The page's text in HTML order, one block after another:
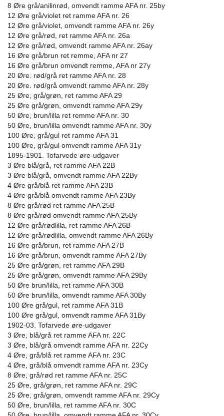
8 Øre grå/anilinrød, omvendt ramme AFA nr. 25by
12 Øre grå/violet ret ramme AFA nr. 26
12 Øre grå/violet, omvendt ramme AFA nr. 26y
12 Øre grå/rød, ret ramme AFA nr. 26a
12 Øre grå/rød, omvendt ramme AFA nr. 26ay
16 Øre grå/brun ret remme, AFA nr 27
16 Øre grå/brun omvendt remme, AFA nr 27y
20 Øre. rød/grå ret ramme AFA nr. 28
20 Øre. rød/grå omvendt ramme AFA nr. 28y
25 Øre, grå/grøn, ret ramme AFA 29
25 Øre grå/grøn, omvendt ramme AFA 29y
50 Øre, brun/lilla ret remme AFA nr. 30
50 Øre, brun/lilla omvendt ramme AFA nr. 30y
100 Øre, grå/gul ret ramme AFA 31
100 Øre, grå/gul omvendt ramme AFA 31y
1895-1901. Tofarvede øre-udgaver
3 Øre blå/grå, ret ramme AFA 22B
3 Øre blå/grå, omvendt ramme AFA 22By
4 Øre grå/blå ret ramme AFA 23B
4 Øre grå/blå omvendt ramme AFA 23By
8 Øre grå/rød ret ramme AFA 25B
8 Øre grå/rød omvendt ramme AFA 25By
12 Øre grå/rødlilla, ret ramme AFA 26B
12 Øre grå/rødlilla, omvendt ramme AFA 26By
16 Øre grå/brun, ret ramme AFA 27B
16 Øre grå/brun, omvendt ramme AFA 27By
25 Øre grå/grøn, ret ramme AFA 29B
25 Øre grå/grøn, omvendt ramme AFA 29By
50 Øre brun/lilla, ret ramme AFA 30B
50 Øre brun/lilla, omvendt ramme AFA 30By
100 Øre grå/gul, ret ramme AFA 31B
100 Øre grå/gul, omvendt ramme AFA 31By
1902-03. Tofarvede øre-udgaver
3 Øre, blå/grå ret ramme AFA nr. 22C
3 Øre, blå/grå omvendt ramme AFA nr. 22Cy
4 Øre, grå/blå ret ramme AFA nr. 23C
4 Øre, grå/blå omvendt ramme AFA nr. 23Cy
8 Øre, grå/rød ret ramme AFA nr. 25C
25 Øre, grå/grøn, ret ramme AFA nr. 29C
25 Øre, grå/grøn, omvendt ramme AFA nr. 29Cy
50 Øre, brun/lilla, ret ramme AFA nr. 30C